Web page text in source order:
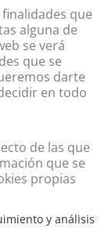
que
alguna de
se verá
que se
darte
en todo
de las que
que se
propias
y análisis